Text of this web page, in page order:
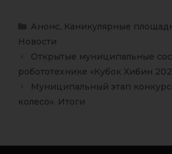
Анонс, Каникулярные
Новости
Открытые муниципальные
робототехнике «Кубок Хибин
Муниципальный этап
колесо». Итоги